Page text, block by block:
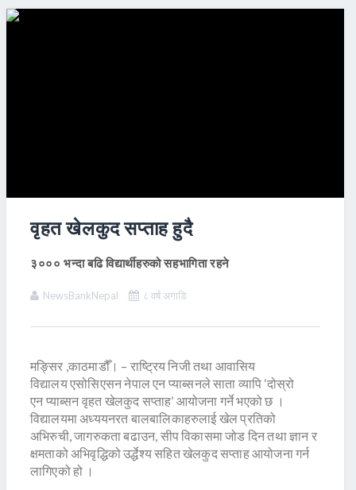
वृहत खेलकुद सप्ताह हुदै
३००० भन्दा बढि विद्यार्थीहरुको सहभागिता रहने
NewsBankNepal ८ वर्ष अगाडि
मङ्सिर ,काठमाडौँ। – राष्ट्रिय निजी तथा आवासिय
विद्यालय एसोसिएसन नेपाल एन प्याब्सनले साता व्यापि ‘दोस्रो
एन प्याब्सन वृहत खेलकुद सप्ताह’ आयोजना गर्ने भएको छ ।
विद्यालयमा अध्ययनरत बालबालिकाहरुलाई खेल प्रतिको
अभिरुची, जागरुकता बढाउन, सीप विकासमा जोड दिन तथा ज्ञान र
क्षमताको अभिवृद्धिको उर्द्धेश्य सहित खेलकुद सप्ताह आयोजना गर्न
लागिएको हो ।